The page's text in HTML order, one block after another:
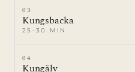
03
Kungsbacka
25–30 MIN
04
Kungälv